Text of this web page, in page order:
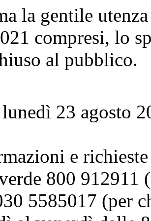
la gentile
compresi, lo
al pubblico.
23 agosto
e
800 912911
5585017 (per